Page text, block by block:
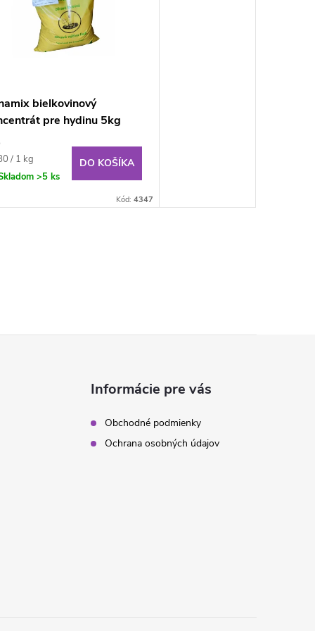
bielkovinový
pre hydinu 5kg
/ 1 kg
>5 ks
DO KOŠÍKA
Kód: 4347
Informácie pre vás
Obchodné podmienky
Ochrana osobných údajov